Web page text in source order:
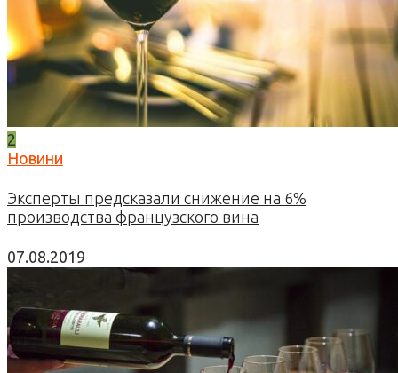
2
Новини
Эксперты предсказали снижение на 6%
производства французского вина
07.08.2019